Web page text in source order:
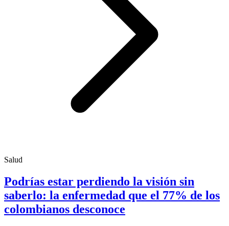
Salud
Podrías estar perdiendo la visión sin
saberlo: la enfermedad que el 77% de los
colombianos desconoce